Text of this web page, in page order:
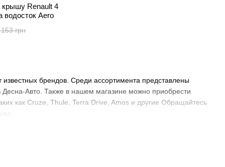
брендов. Среди ассортимента представлены
Десна-Авто. Также в нашем магазине можно приобрести
как Cruze, Thule, Terra Drive, Amos и другие Обращайтесь
крышу Renault 4
водосток Aero
грн